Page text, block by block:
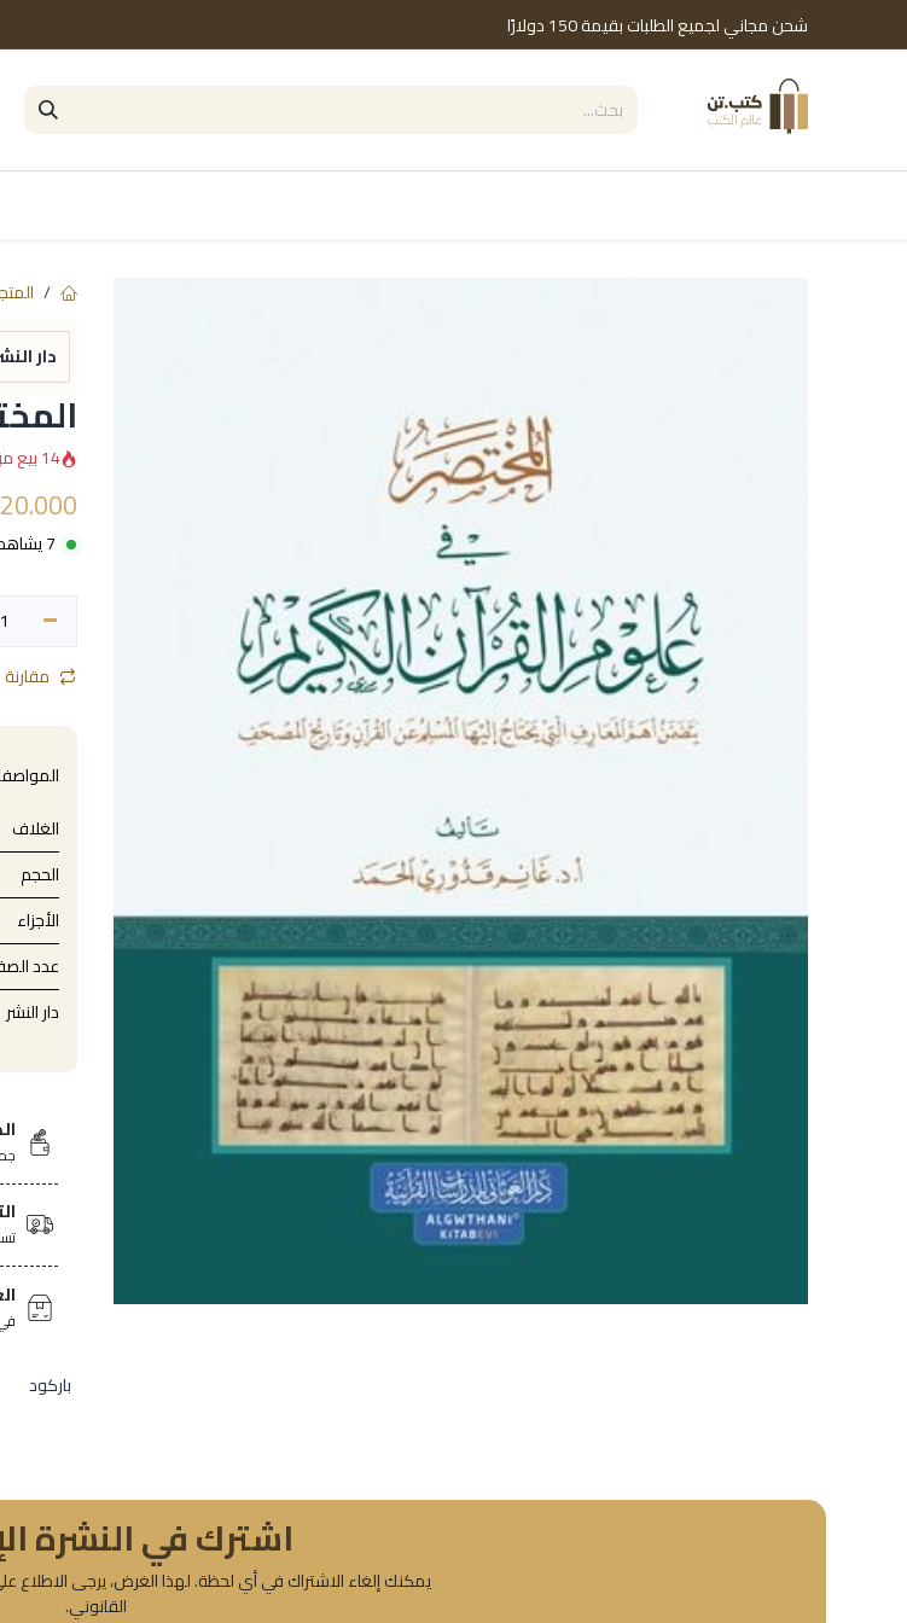
شحن مجاني لجميع الطلبات بقيمة 150 دولارًا
دار
14 بيع مؤخراً 24 ساعة
20.000
7 يشاهدونه الآن
مقارنة
الغلاف
الحجم
الأجزاء
عدد
دار النشر
باركود
اشترك في النشرة
يمكنك إلغاء الاشتراك في أي لحظة. لهذا الغرض، يرجى الاطلاع
القانوني.